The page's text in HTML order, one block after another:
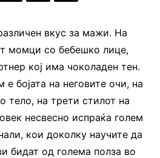
вкус за мажи. На
момци со бебешко лице,
кој има чоколаден тен.
е бојата на неговите очи, на
тело, на трети стилот на
несвесно испраќа голем
кои доколку научите да
бидат од голема полза во